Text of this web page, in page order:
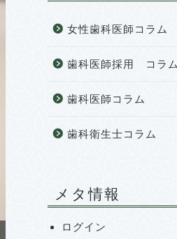
女性歯科医師コラム
歯科医師採用 コラム
歯科医師コラム
歯科衛生士コラム
メタ情報
ログイン